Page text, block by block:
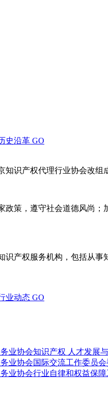
史沿革 GO
知识产权代理行业协会改
政策，遵守社会道德风尚
识产权服务机构，包括从
业动态 GO
业协会知识产权 人才发展
业协会国际交流工作委员
业协会行业自律和权益保